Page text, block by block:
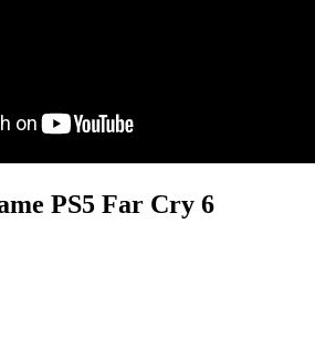
PS5 Far Cry 6